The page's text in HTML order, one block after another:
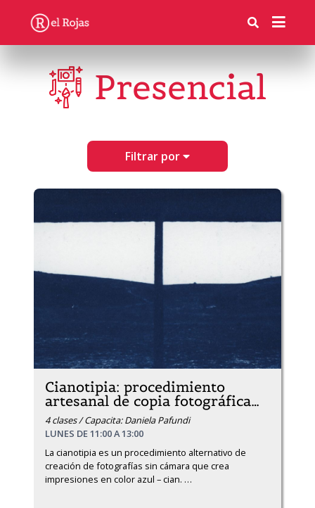
Presencial
Filtrar por
Cianotipia: procedimiento
artesanal de copia fotográfica…
4 clases / Capacita: Daniela Pafundi
LUNES DE 11:00 A 13:00
La cianotipia es un procedimiento alternativo de
creación de fotografías sin cámara que crea
impresiones en color azul – cian. …